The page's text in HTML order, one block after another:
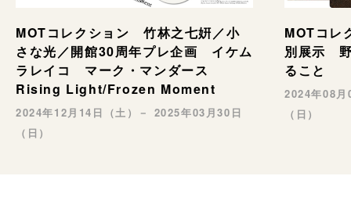
MOTコレクション 竹林之七姸／小
さな光／開館30周年プレ企画 イケム
ラレイコ マーク・マンダース
Rising Light/Frozen Moment
2024年12月14日（土）－ 2025年03月30日
（日）
MOTコレ
別展示
ること
2024年08
（日）